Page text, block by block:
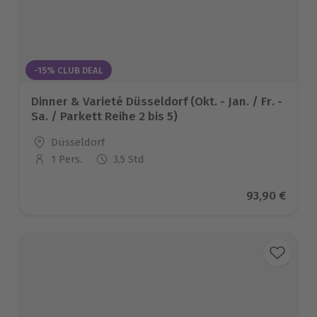
-15% CLUB DEAL
Dinner & Varieté Düsseldorf (Okt. - Jan. / Fr. -
Sa. / Parkett Reihe 2 bis 5)
Standort
Düsseldorf
Anzahl der Teilnehmer
1 Pers. 3,5 Std
Aktueller
93,90 €